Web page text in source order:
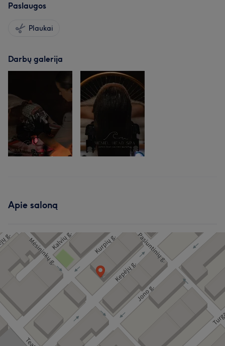
Paslaugos
Plaukai
Darbų galerija
Apie saloną